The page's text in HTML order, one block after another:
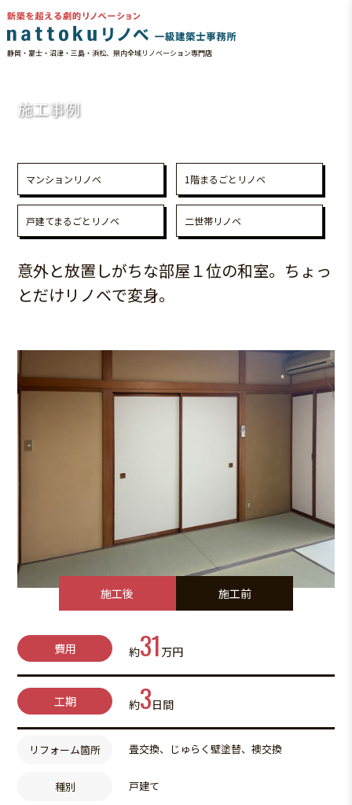
静岡・富士・沼津・三島・浜松、県内全域リノベーション専門店
施工事例
マンションリノベ 1階まるごとリノベ
戸建てまるごとリノベ 二世帯リノベ
意外と放置しがちな部屋１位の和室。ちょっ
とだけリノベで変身。
施工後 施工前
費用 約31 万円
工期 約3日間
リフォーム箇所 畳交換、じゅらく壁塗替、襖交換
種別 戸建て